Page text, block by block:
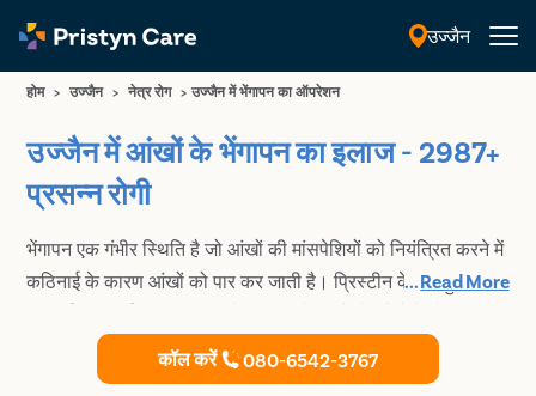
उज्जैन
होम > उज्जैन > नेत्र रोग > उज्जैन में भेंगापन का ऑपरेशन
उज्जैन में आंखों के भेंगापन का इलाज - 2987+
प्रसन्न रोगी
भेंगापन एक गंभीर स्थिति है जो आंखों की मांसपेशियों को नियंत्रित करने में
कठिनाई के कारण आंखों को पार कर जाती है। प्रिस्टीन केयर बहुत ही
सुरक्षित और किफ़ायती इलाज करते है। उज्जैनमें सबसे अच्छे आँखों के
डॉक्टर के साथ अपनी अपॉइंटमेंट बुक करें और भेंगापन के इलाज की
...Read More
कॉल करें 080-6542-3767